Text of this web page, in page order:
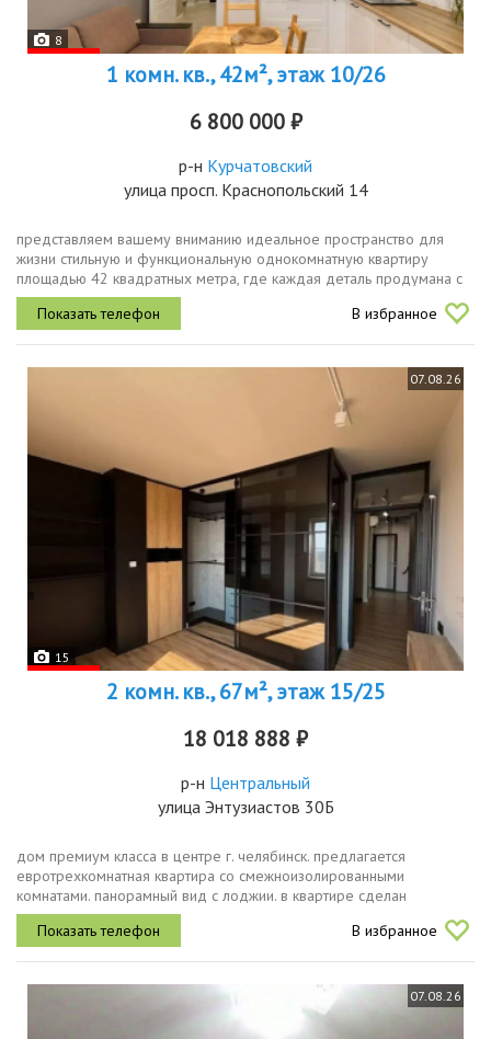
8
1 комн. кв., 42м², этаж 10/26
6 800 000 ₽
р-н Курчатовский
улица просп. Краснопольский 14
представляем вашему вниманию идеальное пространство для
жизни стильную и функциональную однокомнатную квартиру
площадью 42 квадратных метра, где каждая деталь продумана с
безупречным вкусом. этот объект воплощение современного
дизайна и комфорта....
В избранное
07.08.26
15
2 комн. кв., 67м², этаж 15/25
18 018 888 ₽
р-н Центральный
улица Энтузиастов 30Б
дом премиум класса в центре г. челябинск. предлагается
евротрехкомнатная квартира со смежноизолированными
комнатами. панорамный вид с лоджии. в квартире сделан
дизайнерский ремонт из высококлассных и дорогих материалов. в
квартире кондиционеры и...
В избранное
07.08.26